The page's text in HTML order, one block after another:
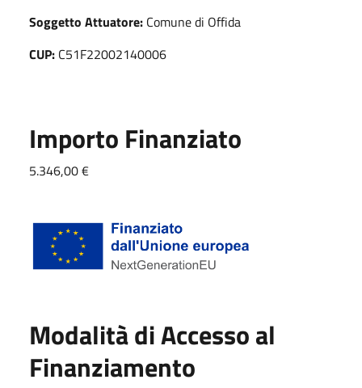
Soggetto Attuatore: Comune di Offida
CUP: C51F22002140006
Importo Finanziato
5.346,00 €
Modalità di Accesso al
Finanziamento